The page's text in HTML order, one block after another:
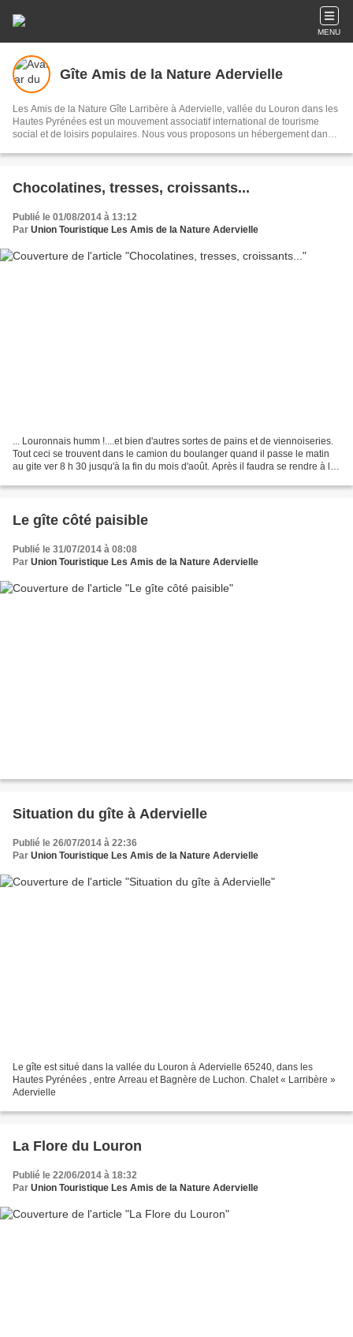
MENU
Gîte Amis de la Nature Adervielle
Les Amis de la Nature Gîte Larribère à Adervielle, vallée du Louron dans les
Hautes Pyrénées est un mouvement associatif international de tourisme
social et de loisirs populaires. Nous vous proposons un hébergement dans
Chocolatines, tresses, croissants...
Publié le 01/08/2014 à 13:12
Par Union Touristique Les Amis de la Nature Adervielle
... Louronnais humm !....et bien d'autres sortes de pains et de viennoiseries.
Tout ceci se trouvent dans le camion du boulanger quand il passe le matin
au gite ver 8 h 30 jusqu'à la fin du mois d'août. Après il faudra se rendre à la
Le gîte côté paisible
Publié le 31/07/2014 à 08:08
Par Union Touristique Les Amis de la Nature Adervielle
Situation du gîte à Adervielle
Publié le 26/07/2014 à 22:36
Par Union Touristique Les Amis de la Nature Adervielle
Le gîte est situé dans la vallée du Louron à Adervielle 65240, dans les
Hautes Pyrénées , entre Arreau et Bagnère de Luchon. Chalet « Larribère »
Adervielle
La Flore du Louron
Publié le 22/06/2014 à 18:32
Par Union Touristique Les Amis de la Nature Adervielle